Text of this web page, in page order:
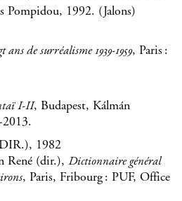
Pompidou, 1992. (Jalons)
ans de surréalisme 1939-1959, Paris :
I-II, Budapest, Kálmán
1982
René (dir.), Dictionnaire général
, Paris, Fribourg : PUF, Office